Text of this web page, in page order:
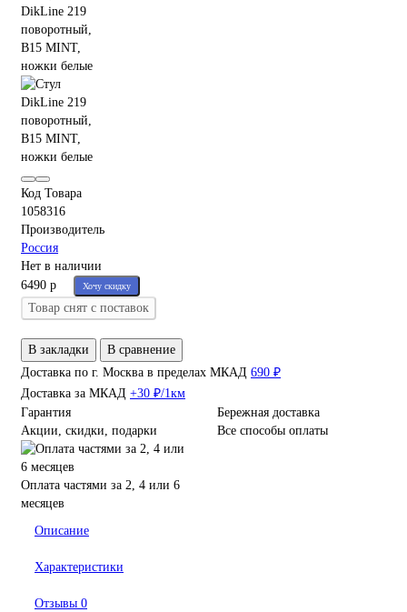
Код Товара
1058316
Производитель
Россия
Нет в наличии
6490 р
Хочу скидку
Товар снят с поставок
В закладки
В сравнение
Доставка по г. Москва в пределах МКАД 690 ₽
Доставка за МКАД +30 ₽/1км
Гарантия
Бережная доставка
Акции, скидки, подарки
Все способы оплаты
Оплата частями за 2, 4 или 6
месяцев
Описание
Характеристики
Отзывы 0